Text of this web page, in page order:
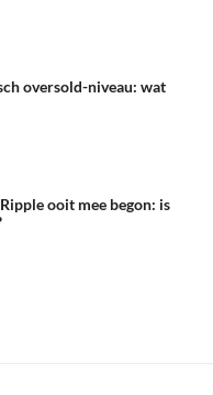
oversold-niveau: wat
ooit mee begon: is